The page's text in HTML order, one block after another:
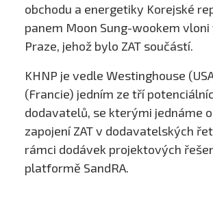
obchodu a energetiky Korejské
panem Moon Sung-wookem
Praze, jehož bylo ZAT součástí.
KHNP je vedle Westinghouse
(Francie) jedním ze tří
dodavatelů, se kterými jednáme
zapojení ZAT v dodavatelských
rámci dodávek projektových
platformě SandRA.